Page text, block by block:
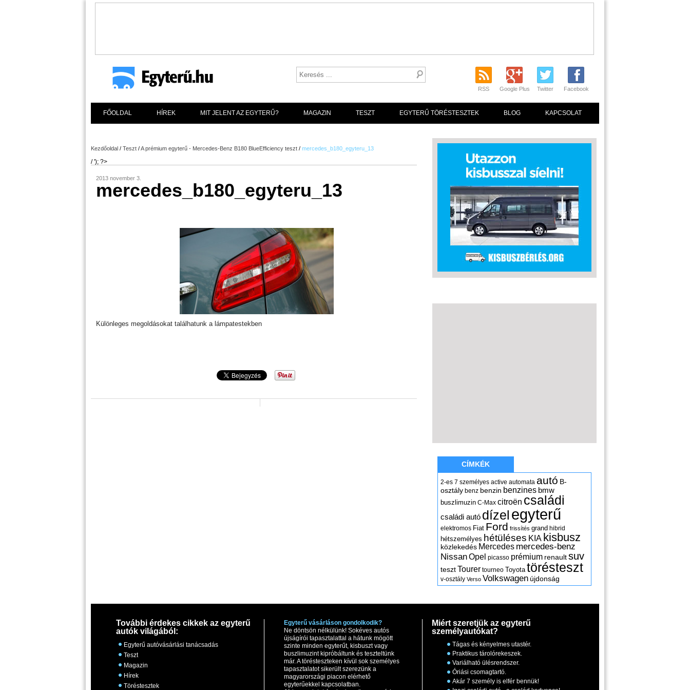
RSS Google Plus Twitter Facebook
FŐOLDAL HÍREK MIT JELENT AZ EGYTERŰ? MAGAZIN TESZT EGYTERŰ TÖRÉSTESZTEK BLOG KAPCSOLAT
Kezdőoldal / Teszt /A prémium egyterű - Mercedes-Benz B180 BlueEfficiency teszt / mercedes_b180_egyteru_13
/ '); ?>
2013 november 3.
mercedes_b180_egyteru_13
Különleges megoldásokat találhatunk a lámpatestekben
CÍMKÉK
2-es 7 személyes active automata autó B-
osztály benz benzin benzines bmw
buszlimuzin C-Max citroën családi
családi autó dízel egyterű
elektromos Fiat Ford frissítés grand hibrid
hétszemélyes hétüléses KIA kisbusz
közlekedés Mercedes mercedes-benz
NissanOpel picasso prémium renaultsuv
tesztTourer tourneo Toyota törésteszt
v-osztály Verso Volkswagen újdonság
További érdekes cikkek az egyterű
autók világából:
Egyterű autóvásárlási tanácsadás
Teszt
Magazin
Hírek
Töréstesztek
Egyterű vásárláson gondolkodik?
Ne döntsön nélkülünk! Sokéves autós
újságírói tapasztalattal a hátunk mögött
szinte minden egyterűt, kisbuszt vagy
buszlimuzint kipróbáltunk és teszteltünk
már. A törésteszteken kívül sok személyes
tapasztalatot sikerült szerezünk a
magyarországi piacon elérhető
egyterűekkel kapcsolatban.
Miért szeretjük az egyterű
személyautókat?
Tágas és kényelmes utastér.
Praktikus tárolórekeszek.
Variálható ülésrendszer.
Óriási csomagtartó.
Akár 7 személy is elfér bennük!